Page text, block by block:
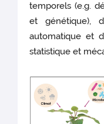
temporels (e.g.
et génétique),
automatique et
statistique et